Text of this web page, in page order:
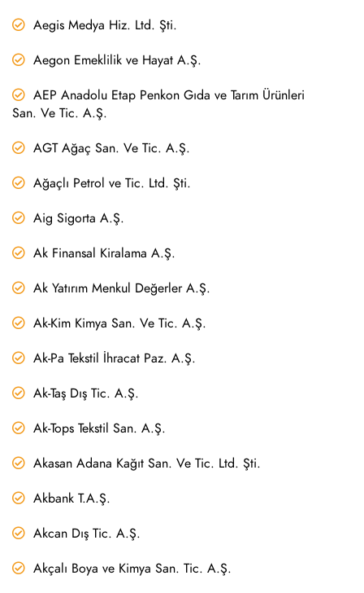
Aegis Medya Hiz. Ltd. Şti.
Aegon Emeklilik ve Hayat A.Ş.
AEP Anadolu Etap Penkon Gıda ve Tarım Ürünleri
San. Ve Tic. A.Ş.
AGT Ağaç San. Ve Tic. A.Ş.
Ağaçlı Petrol ve Tic. Ltd. Şti.
Aig Sigorta A.Ş.
Ak Finansal Kiralama A.Ş.
Ak Yatırım Menkul Değerler A.Ş.
Ak-Kim Kimya San. Ve Tic. A.Ş.
Ak-Pa Tekstil İhracat Paz. A.Ş.
Ak-Taş Dış Tic. A.Ş.
Ak-Tops Tekstil San. A.Ş.
Akasan Adana Kağıt San. Ve Tic. Ltd. Şti.
Akbank T.A.Ş.
Akcan Dış Tic. A.Ş.
Akçalı Boya ve Kimya San. Tic. A.Ş.